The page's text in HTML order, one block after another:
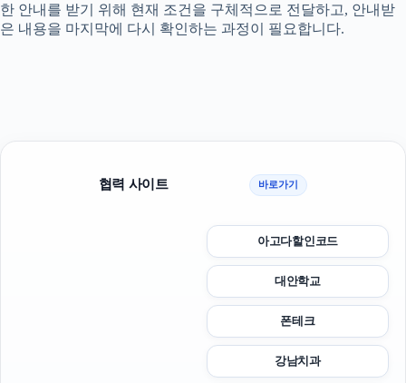
한 안내를 받기 위해 현재 조건을 구체적으로 전달하고, 안내받
은 내용을 마지막에 다시 확인하는 과정이 필요합니다.
협력 사이트 바로가기
아고다할인코드
대안학교
폰테크
강남치과